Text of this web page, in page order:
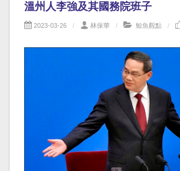
溫州人李強及其國務院班子
2023-03-26 林保華 鯨魚觀點